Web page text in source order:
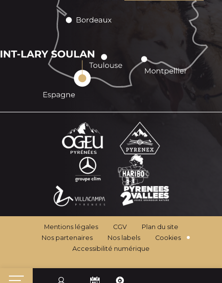
Mentions légales CGV
Plan du site
Nos partenaires
Nos labels
Cookies
Accessibilité numérique